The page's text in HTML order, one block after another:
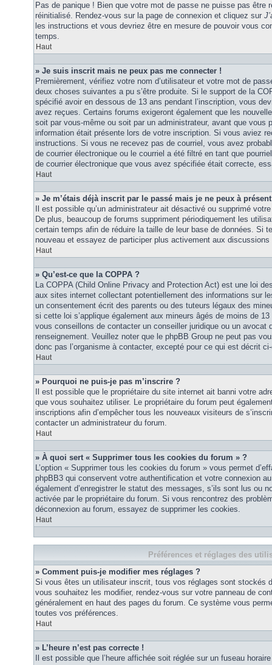
Pas de panique ! Bien que votre mot de passe ne puisse pas être
réinitialisé. Rendez-vous sur la page de connexion et cliquez sur
les instructions et vous devriez être en mesure de pouvoir vous
temps.
Haut
» Je suis inscrit mais ne peux pas me connecter !
Premièrement, vérifiez votre nom d’utilisateur et votre mot de
deux choses suivantes a pu s’être produite. Si le support de la
spécifié avoir en dessous de 13 ans pendant l’inscription, vous
avez reçues. Certains forums exigeront également que les
soit par vous-même ou soit par un administrateur, avant que vous
information était présente lors de votre inscription. Si vous aviez
instructions. Si vous ne recevez pas de courriel, vous avez
de courrier électronique ou le courriel a été filtré en tant que
de courrier électronique que vous avez spécifiée était correcte,
Haut
» Je m’étais déjà inscrit par le passé mais je ne peux à
Il est possible qu’un administrateur ait désactivé ou supprimé
De plus, beaucoup de forums suppriment périodiquement les
certain temps afin de réduire la taille de leur base de données. Si
nouveau et essayez de participer plus activement aux
Haut
» Qu’est-ce que la COPPA ?
La COPPA (Child Online Privacy and Protection Act) est une loi
aux sites internet collectant potentiellement des informations sur
un consentement écrit des parents ou des tuteurs légaux des
si cette loi s’applique également aux mineurs âgés de moins de
vous conseillons de contacter un conseiller juridique ou un avocat
renseignement. Veuillez noter que le phpBB Group ne peut pas
donc pas l’organisme à contacter, excepté pour ce qui est décrit
Haut
» Pourquoi ne puis-je pas m’inscrire ?
Il est possible que le propriétaire du site internet ait banni votre
que vous souhaitez utiliser. Le propriétaire du forum peut
inscriptions afin d’empêcher tous les nouveaux visiteurs de
contacter un administrateur du forum.
Haut
» À quoi sert « Supprimer tous les cookies du forum » ?
L’option « Supprimer tous les cookies du forum » vous permet
phpBB3 qui conservent votre authentification et votre connexion
également d’enregistrer le statut des messages, s’ils sont lus ou
activée par le propriétaire du forum. Si vous rencontrez des
déconnexion au forum, essayez de supprimer les cookies.
Haut
Préférences et réglages des
» Comment puis-je modifier mes réglages ?
Si vous êtes un utilisateur inscrit, tous vos réglages sont stockés
vous souhaitez les modifier, rendez-vous sur votre panneau de
généralement en haut des pages du forum. Ce système vous
toutes vos préférences.
Haut
» L’heure n’est pas correcte !
Il est possible que l’heure affichée soit réglée sur un fuseau